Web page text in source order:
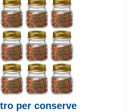
per conserve